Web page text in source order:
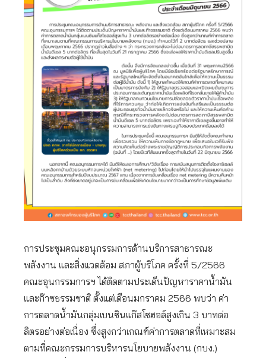
การประชุมคณะอนุกรรมการด้านบริการสาธารณะ
พลังงาน และสิ่งแวดล้อม สภาผู้บริโภค ครั้งที่ 5/2566
คณะอุนกรรมการฯ ได้ติดตามประเด็นปัญหาราคาน้ำมัน
และก๊าซธรรมชาติ ตั้งแต่เดือนมกราคม 2566 พบว่า ค่า
การตลาดน้ำมันกลุ่มเบนซินแก๊สโซฮอล์สูงเกิน 3 บาทต่อ
ลิตรอย่างต่อเนื่อง ซึ่งสูงกว่าเกณฑ์ค่าการตลาดที่เหมาะสม
ตามที่คณะกรรมการบริหารนโยบายพลังงาน (กบง.)